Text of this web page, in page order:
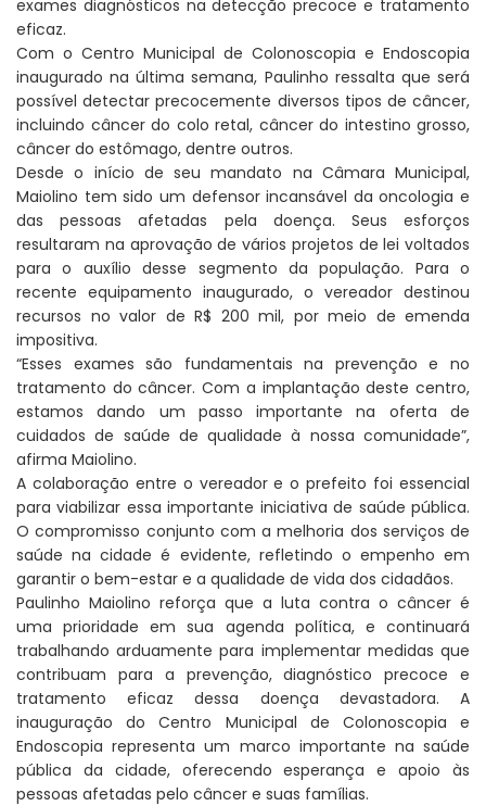
exames diagnósticos na detecção precoce e tratamento
eficaz.
Com o Centro Municipal de Colonoscopia e Endoscopia
inaugurado na última semana, Paulinho ressalta que será
possível detectar precocemente diversos tipos de câncer,
incluindo câncer do colo retal, câncer do intestino grosso,
câncer do estômago, dentre outros.
Desde o início de seu mandato na Câmara Municipal,
Maiolino tem sido um defensor incansável da oncologia e
das pessoas afetadas pela doença. Seus esforços
resultaram na aprovação de vários projetos de lei voltados
para o auxílio desse segmento da população. Para o
recente equipamento inaugurado, o vereador destinou
recursos no valor de R$ 200 mil, por meio de emenda
impositiva.
“Esses exames são fundamentais na prevenção e no
tratamento do câncer. Com a implantação deste centro,
estamos dando um passo importante na oferta de
cuidados de saúde de qualidade à nossa comunidade”,
afirma Maiolino.
A colaboração entre o vereador e o prefeito foi essencial
para viabilizar essa importante iniciativa de saúde pública.
O compromisso conjunto com a melhoria dos serviços de
saúde na cidade é evidente, refletindo o empenho em
garantir o bem-estar e a qualidade de vida dos cidadãos.
Paulinho Maiolino reforça que a luta contra o câncer é
uma prioridade em sua agenda política, e continuará
trabalhando arduamente para implementar medidas que
contribuam para a prevenção, diagnóstico precoce e
tratamento eficaz dessa doença devastadora. A
inauguração do Centro Municipal de Colonoscopia e
Endoscopia representa um marco importante na saúde
pública da cidade, oferecendo esperança e apoio às
pessoas afetadas pelo câncer e suas famílias.